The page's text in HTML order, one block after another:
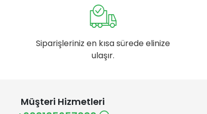
Siparişleriniz en kısa sürede elinize
ulaşır.
Müşteri Hizmetleri